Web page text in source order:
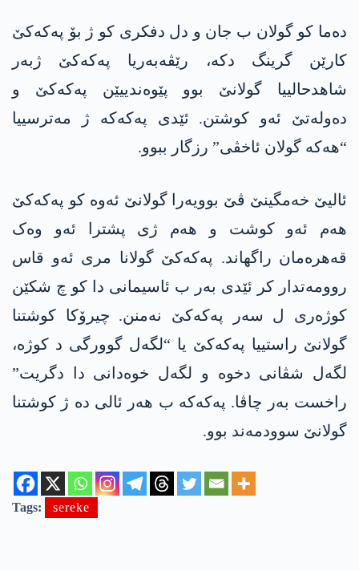
دەما کو گولان ب جان و دل دفکری کو ژ بۆ پەکەکێ
کارێن گرینگ دکە، رێڤەبەریا پەکەکێ ژبەر
شاھدحالییا گولانێ بوو پێوەندییێن پەکەکێ و
دەولەتێ ئەو کوشتن. ئێدی پەکەکە ژ مەترسییا
“ھەکە گولان ئاخڤی” رزگار ببوو.
ئالیێ خەمگینێ ڤێ بوویەرا گولانێ ئەوە کو پەکەکێ
ھەم ئەو کوشت و هەم ژی پشترا ئەو وەک
قەھرەمان راگھاند. پەکەکێ گولانا مری ئەو قاس
روومەتدار کر ئێدی بەر ب ئاسیمانی دا کو چ شکێن
کوژەری ل سەر پەکەکێ نەمنن. چیرۆکا کوشتنا
گولانێ راستییا پەکەکێ یا “لگەل گوورگی د کوژە،
لگەل شڤانی دخوە و لگەل خوەدانی دا دگریت”
راخست بەر چاڤا. پەکەکە ب ھەر ئالی دە ژ کوشتنا
گولانێ سوودمەند بوو.
Tags: sereke